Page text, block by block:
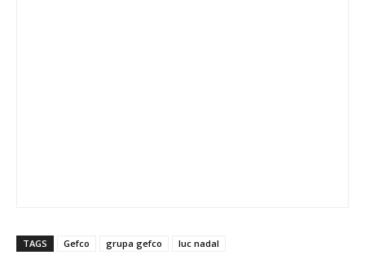
TAGS Gefco grupa gefco luc nadal